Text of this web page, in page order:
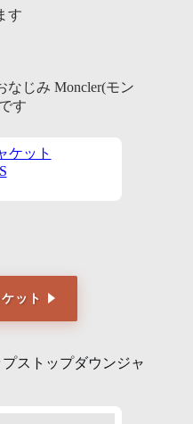
す
なじみ Moncler(モン
す
ット
ストップダウンジャ